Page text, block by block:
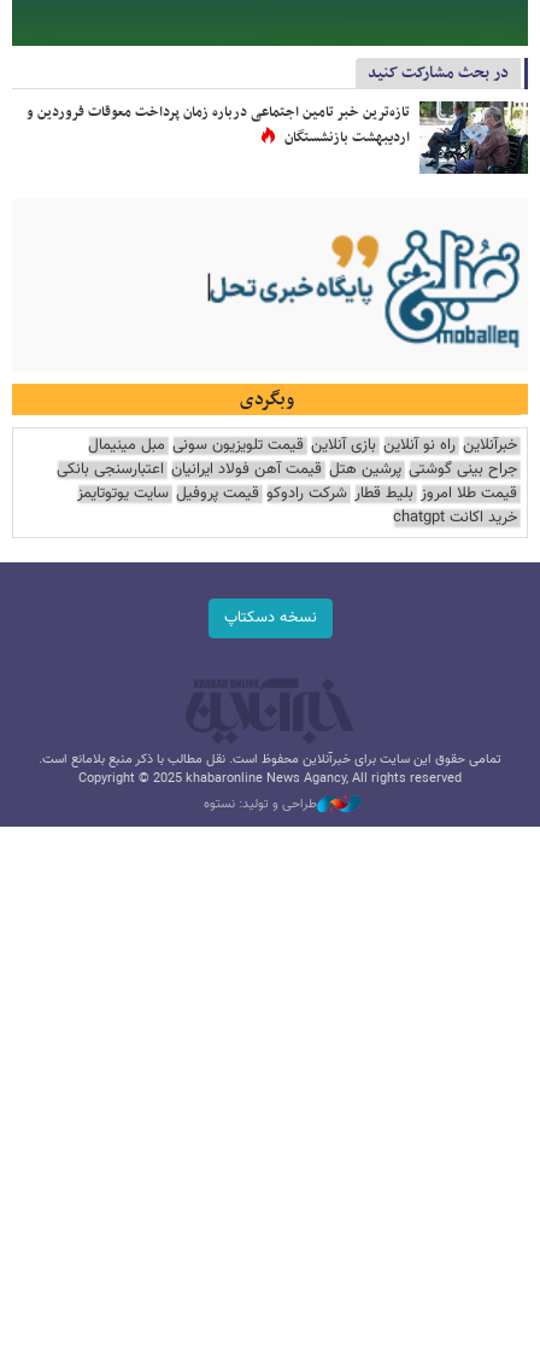
در بحث مشارکت کنید
تازه‌ترین خبر تامین اجتماعی درباره زمان پرداخت معوقات فروردین و
اردیبهشت بازنشستگان
وبگردی
خبرآنلاین راه نو آنلاین بازی آنلاین قیمت تلویزیون سونی مبل مینیمال
جراح بینی گوشتی پرشین هتل قیمت آهن فولاد ایرانیان اعتبارسنجی بانکی
قیمت طلا امروز بلیط قطار شرکت رادوکو قیمت پروفیل سایت یوتوتایمز
خرید اکانت chatgpt
نسخه دسکتاپ
تمامی حقوق این سایت برای خبرآنلاین محفوظ است. نقل مطالب با ذکر منبع بلامانع است.
Copyright © 2025 khabaronline News Agancy, All rights reserved
طراحی و تولید: نستوه